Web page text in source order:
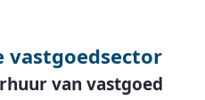
van vastgoed